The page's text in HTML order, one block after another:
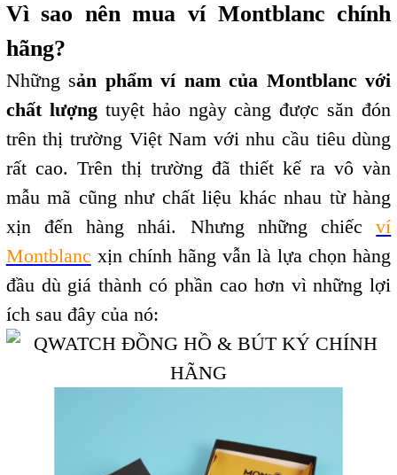
Vì sao nên mua ví Montblanc chính
hãng?
Những sản phẩm ví nam của Montblanc với
chất lượngtuyệt hảo ngày càng được săn đón
trên thị trường Việt Nam với nhu cầu tiêu dùng
rất cao. Trên thị trường đã thiết kế ra vô vàn
mẫu mã cũng như chất liệu khác nhau từ hàng
xịn đến hàng nhái. Nhưng những chiếcví
Montblanc xịn chính hãng vẫn là lựa chọn hàng
đầu dù giá thành có phần cao hơn vì những lợi
ích sau đây của nó: